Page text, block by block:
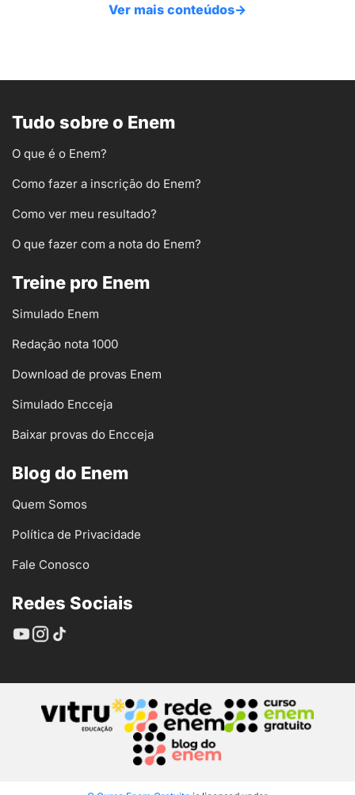
Ver mais conteúdos→
Tudo sobre o Enem
O que é o Enem?
Como fazer a inscrição do Enem?
Como ver meu resultado?
O que fazer com a nota do Enem?
Treine pro Enem
Simulado Enem
Redação nota 1000
Download de provas Enem
Simulado Encceja
Baixar provas do Encceja
Blog do Enem
Quem Somos
Política de Privacidade
Fale Conosco
Redes Sociais